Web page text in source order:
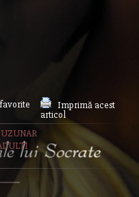
Imprimă acest
articol